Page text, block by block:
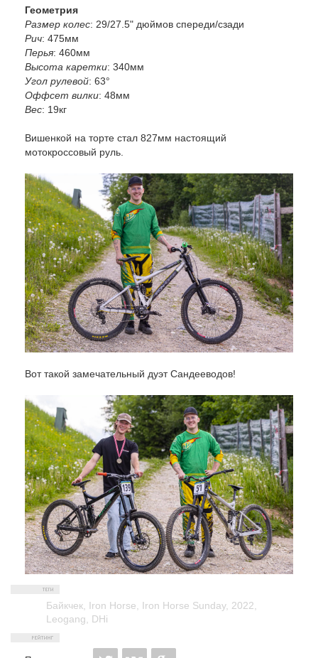
Геометрия
Размер колес: 29/27.5" дюймов спереди/сзади
Рич: 475мм
Перья: 460мм
Высота каретки: 340мм
Угол рулевой: 63°
Оффсет вилки: 48мм
Вес: 19кг
Вишенкой на торте стал 827мм настоящий
мотокроссовый руль.
Вот такой замечательный дуэт Сандееводов!
Байкчек Iron Horse Iron Horse Sunday, 2022
Leogang
DHi